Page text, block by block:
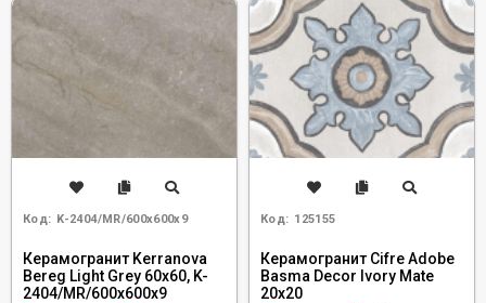
Код: K-2404/MR/600x600x9
Керамогранит Kerranova
Bereg Light Grey 60x60, K-
2404/MR/600x600x9
Код: 125155
Керамогранит Cifre Adobe
Basma Decor Ivory Mate
20x20